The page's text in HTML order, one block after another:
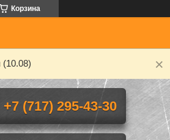
Корзина
+7 (717) 295-43-30